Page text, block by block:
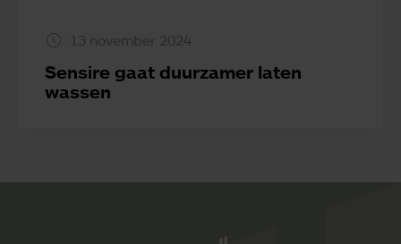
13 november 2024
Sensire gaat duurzamer laten
wassen